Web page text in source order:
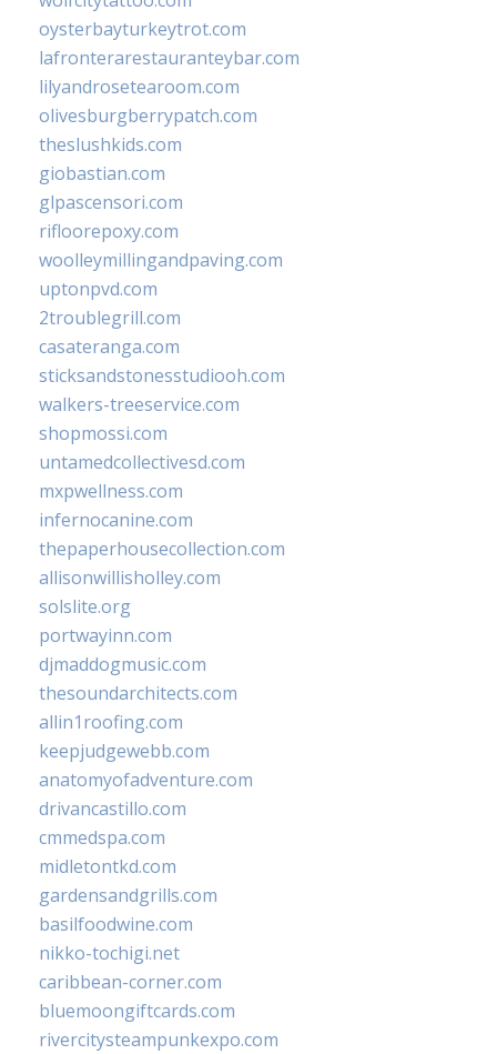
oysterbayturkeytrot.com
lafronterarestauranteybar.com
lilyandrosetearoom.com
olivesburgberrypatch.com
theslushkids.com
giobastian.com
glpascensori.com
rifloorepoxy.com
woolleymillingandpaving.com
uptonpvd.com
2troublegrill.com
casateranga.com
sticksandstonesstudiooh.com
walkers-treeservice.com
shopmossi.com
untamedcollectivesd.com
mxpwellness.com
infernocanine.com
thepaperhousecollection.com
allisonwillisholley.com
solslite.org
portwayinn.com
djmaddogmusic.com
thesoundarchitects.com
allin1roofing.com
keepjudgewebb.com
anatomyofadventure.com
drivancastillo.com
cmmedspa.com
midletontkd.com
gardensandgrills.com
basilfoodwine.com
nikko-tochigi.net
caribbean-corner.com
bluemoongiftcards.com
rivercitysteampunkexpo.com